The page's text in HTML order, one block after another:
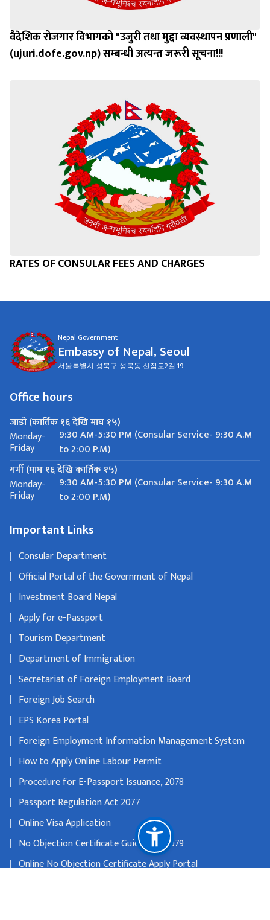
वैदेशिक रोजगार विभागको "उजुरी तथा मुद्दा व्यवस्थापन प्रणाली"
(ujuri.dofe.gov.np) सम्बन्धी अत्यन्त जरूरी सूचना!!!
RATES OF CONSULAR FEES AND CHARGES
Nepal Government
Embassy of Nepal, Seoul
서울특별시 성북구 성북동 선잠로2길 19
Office hours
जाडो (कार्तिक १६ देखि माघ १५)
Monday-
Friday
9:30 AM-5:30 PM (Consular Service- 9:30 A.M
to 2:00 P.M)
गर्मी (माघ १६ देखि कार्तिक १५)
Monday-
Friday
9:30 AM-5:30 PM (Consular Service- 9:30 A.M
to 2:00 P.M)
Important Links
Consular Department
Official Portal of the Government of Nepal
Investment Board Nepal
Apply for e-Passport
Tourism Department
Department of Immigration
Secretariat of Foreign Employment Board
Foreign Job Search
EPS Korea Portal
Foreign Employment Information Management System
How to Apply Online Labour Permit
Procedure for E-Passport Issuance, 2078
Passport Regulation Act 2077
Online Visa Application
No Objection Certificate Guidelines 2079
Online No Objection Certificate Apply Portal